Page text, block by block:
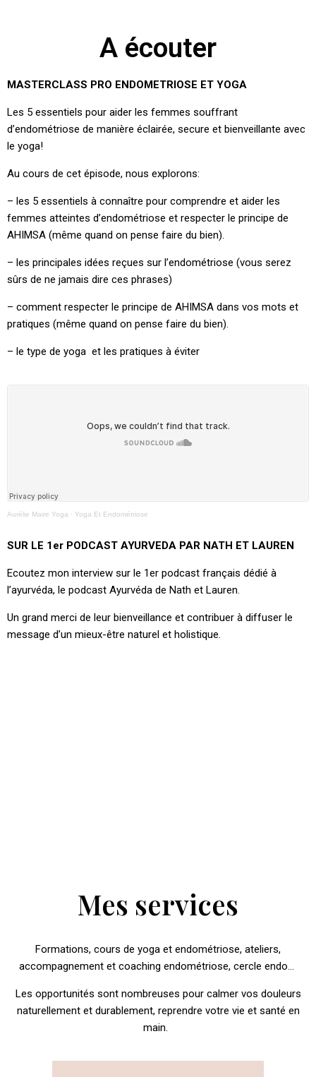
A écouter
MASTERCLASS PRO ENDOMETRIOSE ET YOGA
Les 5 essentiels pour aider les femmes souffrant
d’endométriose de manière éclairée, secure et bienveillante avec
le yoga!
Au cours de cet épisode, nous explorons:
– les 5 essentiels à connaître pour comprendre et aider les
femmes atteintes d’endométriose et respecter le principe de
AHIMSA (même quand on pense faire du bien).
– les principales idées reçues sur l’endométriose (vous serez
sûrs de ne jamais dire ces phrases)
– comment respecter le principe de AHIMSA dans vos mots et
pratiques (même quand on pense faire du bien).
– le type de yoga et les pratiques à éviter
Aurélie Maire Yoga · Yoga Et Endométriose
SUR LE 1er PODCAST AYURVEDA PAR NATH ET LAUREN
Ecoutez mon interview sur le 1er podcast français dédié à
l’ayurvéda, le podcast Ayurvéda de Nath et Lauren.
Un grand merci de leur bienveillance et contribuer à diffuser le
message d’un mieux-être naturel et holistique.
Mes services
Formations, cours de yoga et endométriose, ateliers,
accompagnement et coaching endométriose, cercle endo…
Les opportunités sont nombreuses pour calmer vos douleurs
naturellement et durablement, reprendre votre vie et santé en
main.